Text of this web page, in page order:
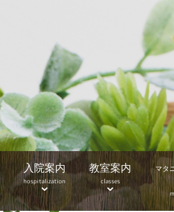
入院案内
hospitalization
教室案内
classes
マタ